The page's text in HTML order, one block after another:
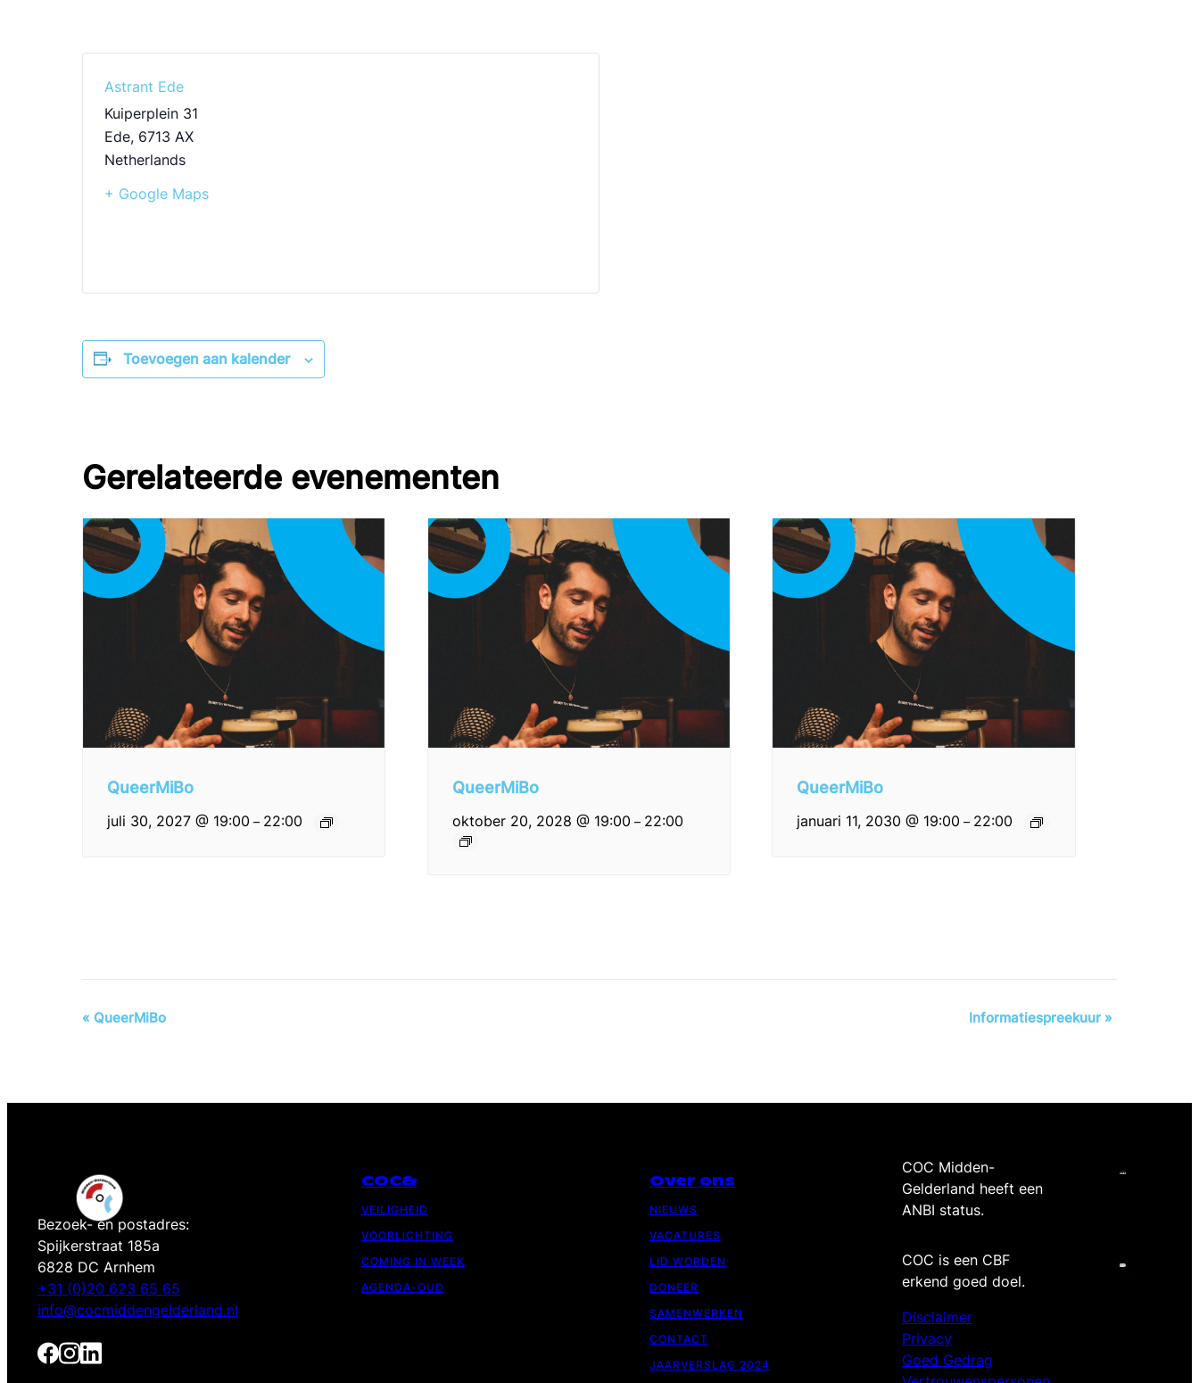
Astrant Ede
Kuiperplein 31
Ede, 6713 AX
Netherlands
+ Google Maps
Toevoegen aan kalender
Gerelateerde evenementen
QueerMiBo
juli 30, 2027 @ 19:00 – 22:00
QueerMiBo
oktober 20, 2028 @ 19:00 – 22:00
QueerMiBo
januari 11, 2030 @ 19:00 – 22:00
Evenement
« QueerMiBo Informatiespreekuur »
Bezoek- en postadres:
Spijkerstraat 185a
6828 DC Arnhem
+31 (0)20 623 65 65
info@cocmiddengelderland.nl
COC&
VEILIGHEID
VOORLICHTING
COMING IN WEEK
AGENDA-OUD
Over ons
NIEUWS
VACATURES
LID WORDEN
DONEER
SAMENWERKEN
CONTACT
JAARVERSLAG 2024
COC Midden-
Gelderland heeft een
ANBI status.
COC is een CBF
erkend goed doel.
Disclaimer
Privacy
Goed Gedrag